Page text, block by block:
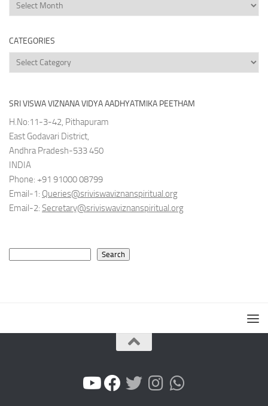
Archives
CATEGORIES
Categories
SRI VISWA VIZNANA VIDYA AADHYATMIKA PEETHAM
H.No:11-3-42, Pithapuram
East Godavari District,
Andhra Pradesh-533 450
INDIA
Phone: +91 91000 08799
Email-1: Queries@sriviswaviznanspiritual.org
Email-2: Secretary@sriviswaviznanspiritual.org
Search